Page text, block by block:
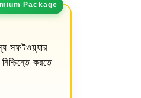
Package
সফটওয়্যার
করতে